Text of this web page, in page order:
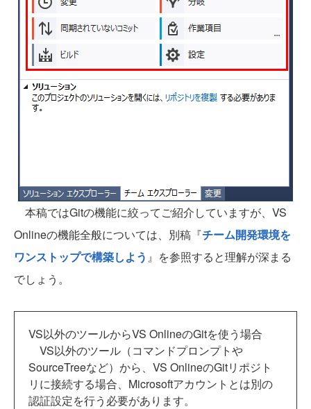
本稿ではGitの機能に絞ってご紹介していますが、VS
Onlineの機能全般については、別稿『チーム開発環境を
ワンストップで構築しよう 』を参照すると理解が深まる
でしょう。
VS以外のツールからVS OnlineのGitを使う場合
VS以外のツール（コマンドプロンプトや
SourceTreeなど）から、VS OnlineのGitリポジト
リに接続する場合、Microsoftアカウントとは別の
認証設定を行う必要があります。